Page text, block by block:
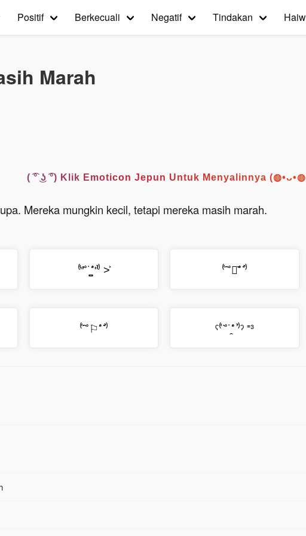
Positif Berkecuali Negatif Tindakan
Marah
( ͡° ͜ʖ ͡°) Klik Emoticon Jepun Untuk Menyalinnya
Mereka mungkin kecil, tetapi mereka masih marah.
⁽͑ʺ˚̀˙̪̺˚́ʺ⁾̉ ˃͐ ⁽͑˙˚̀བ̇˚́˙⁾̉
⁽͑˙˚̀⚐˚́˙⁾̉ ˁ⁽͑ ˚̀˙̭˚́ ⁾̉ˀ ⁼³